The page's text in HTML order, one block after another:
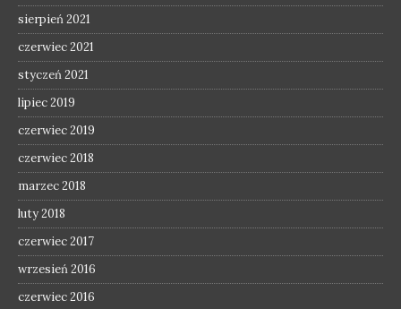
sierpień 2021
czerwiec 2021
styczeń 2021
lipiec 2019
czerwiec 2019
czerwiec 2018
marzec 2018
luty 2018
czerwiec 2017
wrzesień 2016
czerwiec 2016